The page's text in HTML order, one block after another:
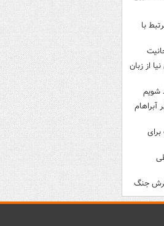
با
از زبان
شویم
آبراهام
جنگ